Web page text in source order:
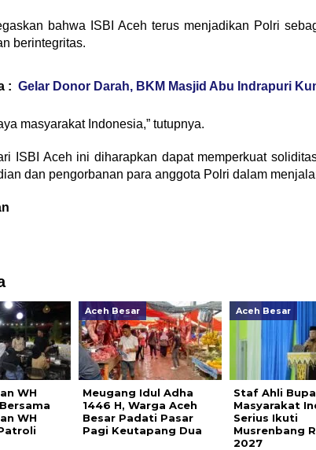
bahwa ISBI Aceh terus menjadikan Polri
berintegritas.
: Gelar Donor Darah, BKM Masjid Abu Indrapuri
masyarakat Indonesia,” tutupnya.
ISBI Aceh ini diharapkan dapat memperkuat
dan pengorbanan para anggota Polri dalam
WH
WH
Aceh Besar
Meugang Idul Adha
1446 H, Warga Aceh
Besar Padati Pasar
Pagi Keutapang Dua
Aceh Besar
Staf Ahli
Masyarakat
Serius Ikuti
Musrenbang
2027